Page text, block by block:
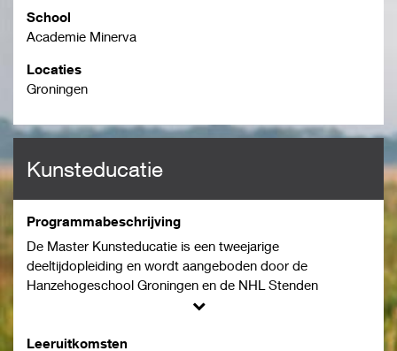
School
Academie Minerva
Locaties
Groningen
Kunsteducatie
Programmabeschrijving
De Master Kunsteducatie is een tweejarige
deeltijdopleiding en wordt aangeboden door de
Hanzehogeschool Groningen en de NHL Stenden
Hogeschool. Hij leidt op tot de internationaal erkende
kunnen studenten doorgroeien in functies die vragen om
Leeruitkomsten